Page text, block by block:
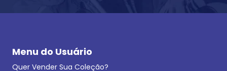
Menu do Usuário
Quer Vender Sua Coleção?